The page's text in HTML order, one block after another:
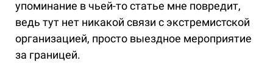
упоминание в чьей-то статье мне повредит,
ведь тут нет никакой связи с экстремистской
организацией, просто выездное мероприятие
за границей.